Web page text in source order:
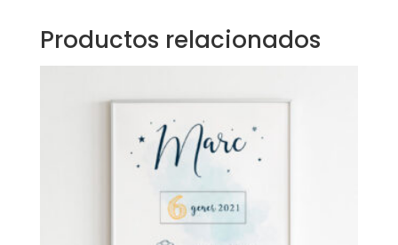
Productos relacionados